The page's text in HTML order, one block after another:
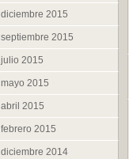
diciembre 2015
septiembre 2015
julio 2015
mayo 2015
abril 2015
febrero 2015
diciembre 2014